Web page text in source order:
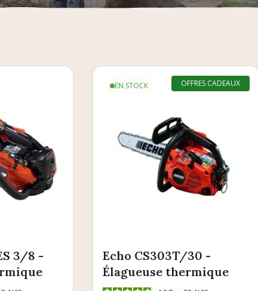
3/8 -
EN STOCK OFFRES CADEAUX
Echo CS303T/30 -
Élagueuse thermique